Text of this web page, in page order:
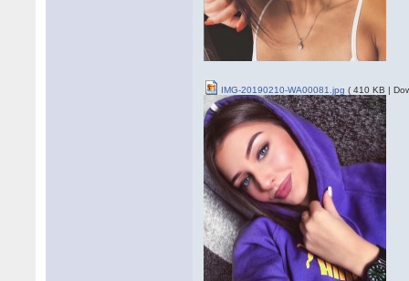
IMG-20190210-WA00081.jpg ( 410 KB |